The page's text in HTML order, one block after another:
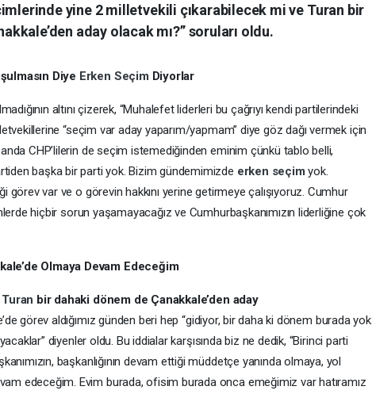
yine 2 milletvekili çıkarabilecek mi ve Turan bir
aday olacak mı?” soruları oldu.
Diye Erken Seçim Diyorlar
altını çizerek, “Muhalefet liderleri bu çağrıyı kendi partilerindeki
“seçim var aday yaparım/yapmam” diye göz dağı vermek için
CHP’lilerin de seçim istemediğinden eminim çünkü tablo belli,
başka bir parti yok. Bizim gündemimizde erken seçimyok.
görev var ve o görevin hakkını yerine getirmeye çalışıyoruz. Cumhur
hiçbir sorun yaşamayacağız ve Cumhurbaşkanımızın liderliğine çok
Olmaya Devam Edeceğim
bir dahaki dönem de Çanakkale’den aday
görev aldığımız günden beri hep “gidiyor, bir daha ki dönem burada yok.
diyenler oldu. Bu iddialar karşısında biz ne dedik, “Birinci parti
başkanlığının devam ettiği müddetçe yanında olmaya, yol
edeceğim. Evim burada, ofisim burada onca emeğimiz var hatıramız